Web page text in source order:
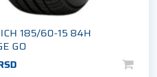
185/60-15 84H
GO